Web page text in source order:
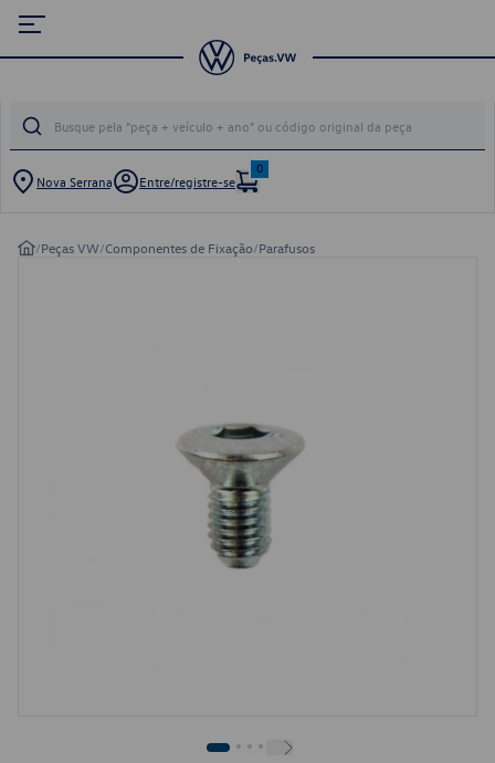
Nova Serrana Entre/registre-se
0
/Peças VW/Componentes de Fixação/Parafusos